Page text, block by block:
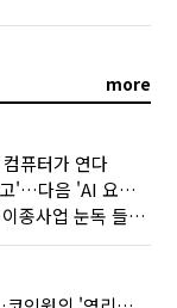
more
퓨터가 연다
'마그네슘 되고 칼슘 안되고'…다음 'AI 요약' 갈 길은
테마파크에 요양원까지…이종사업 눈독 들이는 게임사